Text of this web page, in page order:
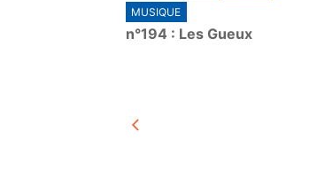
a
y
MUSIQUE
n°194 : Les Gueux